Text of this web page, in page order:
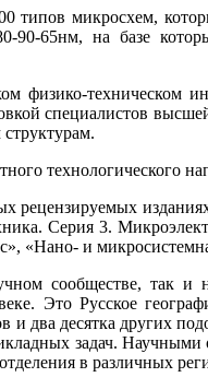
типов микросхем,
65нм, на базе
техническом
специалистов
технологического
Серия 3.
«Нано- и
сообществе, так
Это Русское
и два десятка других
задач. Научными
в различных